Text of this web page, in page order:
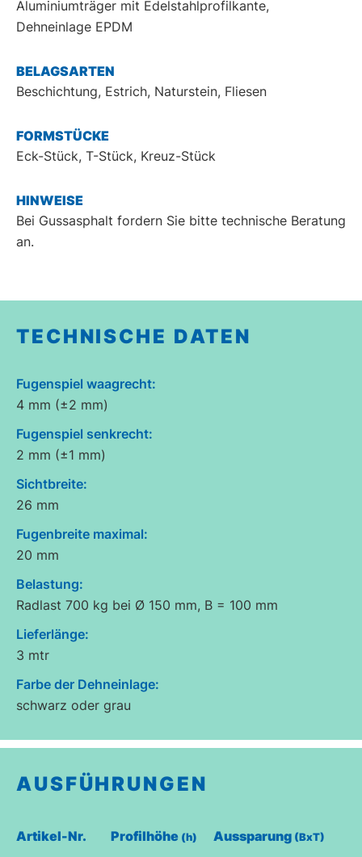
Aluminiumträger mit Edelstahlprofilkante,
Dehneinlage EPDM
BELAGSARTEN
Beschichtung, Estrich, Naturstein, Fliesen
FORMSTÜCKE
Eck-Stück, T-Stück, Kreuz-Stück
HINWEISE
Bei Gussasphalt fordern Sie bitte technische Beratung
an.
TECHNISCHE DATEN
Fugenspiel waagrecht:
4 mm (±2 mm)
Fugenspiel senkrecht:
2 mm (±1 mm)
Sichtbreite:
26 mm
Fugenbreite maximal:
20 mm
Belastung:
Radlast 700 kg bei Ø 150 mm, B = 100 mm
Lieferlänge:
3 mtr
Farbe der Dehneinlage:
schwarz oder grau
AUSFÜHRUNGEN
Artikel-Nr. Profilhöhe (h) Aussparung (BxT)